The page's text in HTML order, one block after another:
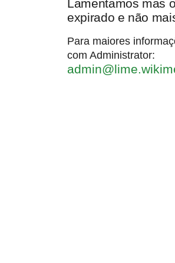
Lamentamos mas
expirado e não
Para maiores
com Administrator: